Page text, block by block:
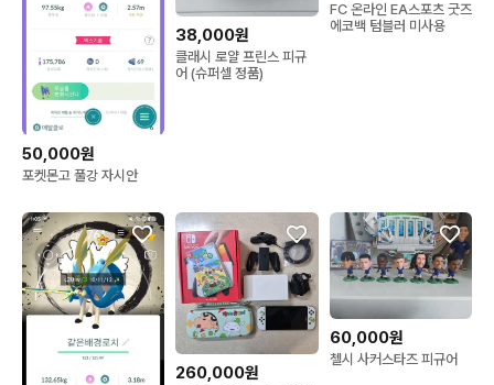
50,000원
포켓몬고 풀강 자시안
38,000원
클래시 로얄 프린스 피규
어 (슈퍼셀 정품)
FC 온라인 EA스포츠 굿즈
에코백 텀블러 미사용
260,000원
60,000원
첼시 사커스타즈 피규어